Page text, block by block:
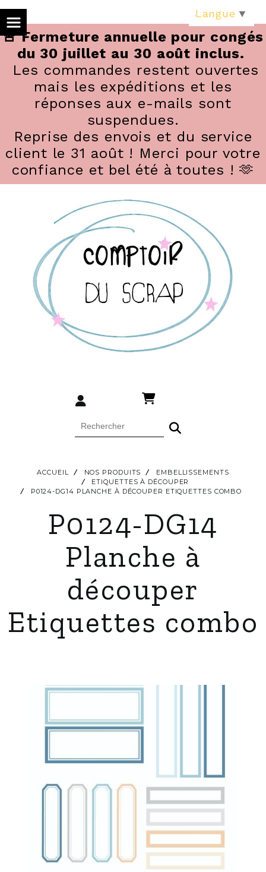
🚨 Fermeture annuelle pour congés
du 30 juillet au 30 août inclus.
Les commandes restent ouvertes
mais les expéditions et les
réponses aux e-mails sont
suspendues.
Reprise des envois et du service
client le 31 août ! Merci pour votre
confiance et bel été à toutes ! 🫶
ACCUEIL NOS PRODUITS
EMBELLISSEMENTS
ETIQUETTES À DÉCOUPER
P0124-DG14 PLANCHE À DÉCOUPER ETIQUETTES COMBO
P0124-DG14
Planche à
découper
Etiquettes combo
Langue ▼